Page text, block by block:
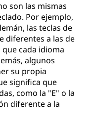
son las mismas
Por ejemplo,
las teclas de
diferentes a las de
que cada idioma
algunos
su propia
significa que
como la "E" o la
diferente a la